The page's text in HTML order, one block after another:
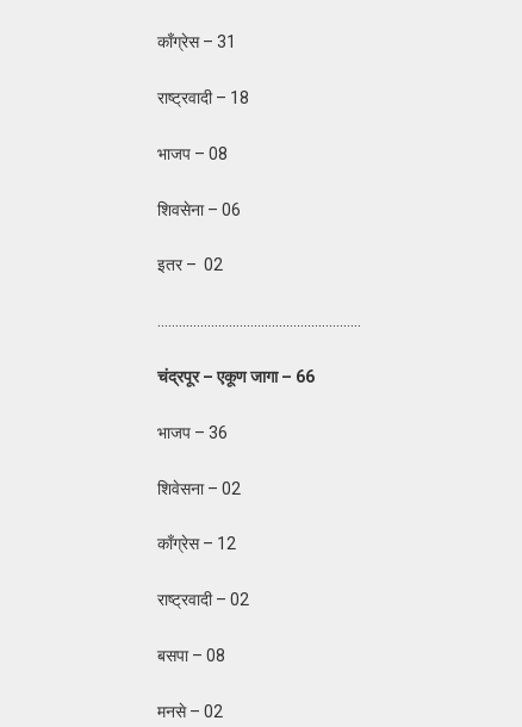
काँग्रेस – 31
राष्ट्रवादी – 18
भाजप – 08
शिवसेना – 06
इतर – 02
चंद्रपूर – एकूण जागा – 66
भाजप – 36
शिवेसना – 02
काँग्रेस – 12
राष्ट्रवादी – 02
बसपा – 08
मनसे – 02